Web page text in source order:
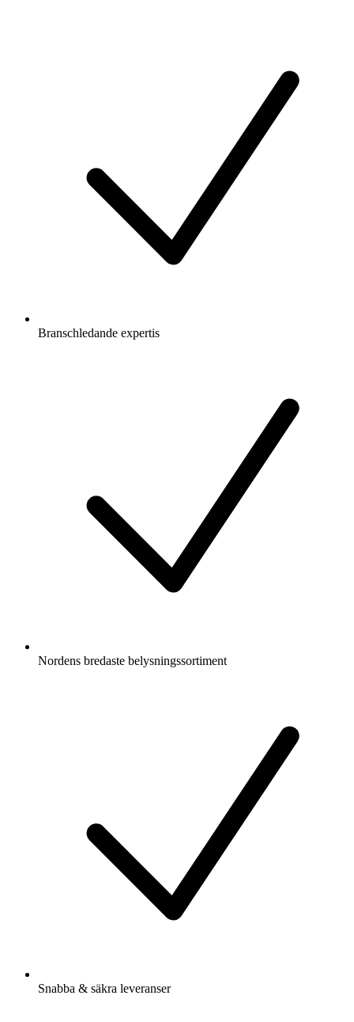
Branschledande expertis
Nordens bredaste belysningssortiment
Snabba & säkra leveranser